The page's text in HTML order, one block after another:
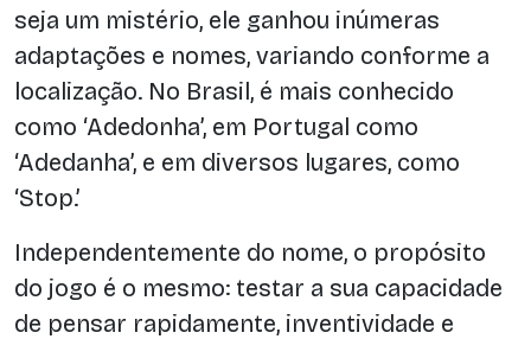
seja um mistério, ele ganhou inúmeras
adaptações e nomes, variando conforme a
localização. No Brasil, é mais conhecido
como ‘Adedonha’, em Portugal como
‘Adedanha’, e em diversos lugares, como
‘Stop.’
Independentemente do nome, o propósito
do jogo é o mesmo: testar a sua capacidade
de pensar rapidamente, inventividade e